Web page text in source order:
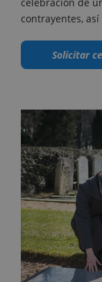
celebración de
contrayentes,
Solicitar